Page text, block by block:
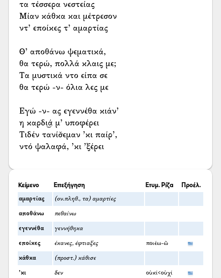
τα τέσσερα νεστείας
Μίαν κάθκα και μέτρεσον
ντ’ εποίκες τ’ αμαρτίας
Θ’ αποθάνω ψεματικά,
θα τερώ, πολλά κλαις με;
Τα μυστικά ντο είπα σε
θα τερώ -ν- όλια λες με
Εγώ -ν- ας εγεννέθα κιάν’
η καρδι͜ά μ’ υποφέρει
Τιδέν τανίσ̌εμαν ’κι παίρ’,
ντό ψαλαφά, ’κι ’ξέρει
Κείμενο Επεξήγηση Ετυμ. Ρίζα Προέλ.
αμαρτίας (ον.πληθ., τα) αμαρτίες
αποθάνω πεθαίνω
εγεννέθα γεννήθηκα
εποίκες έκανες, έφτιαξες ποιέω-ῶ
κάθκα (προστ.) κάθισε
’κι δεν οὐκί<οὐχί